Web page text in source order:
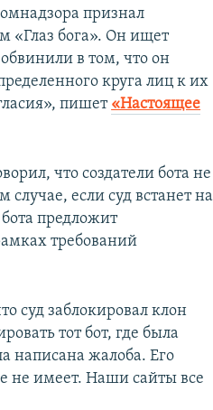
признал
«Глаз бога». Он ищет
в том, что он
круга лиц к их
пишет «Настоящее
что создатели бота не
случае, если суд встанет на
предложит
требований
суд заблокировал клон
тот бот, где была
написана жалоба. Его
не имеет. Наши сайты все